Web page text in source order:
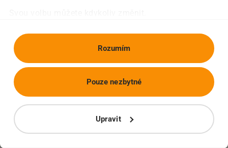
Rozumím
Upravit
Pouze nezbytné